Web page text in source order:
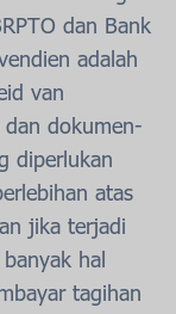
dan Bank
adalah
van
dan dokumen-
diperlukan
atas
jika terjadi
hal
tagihan